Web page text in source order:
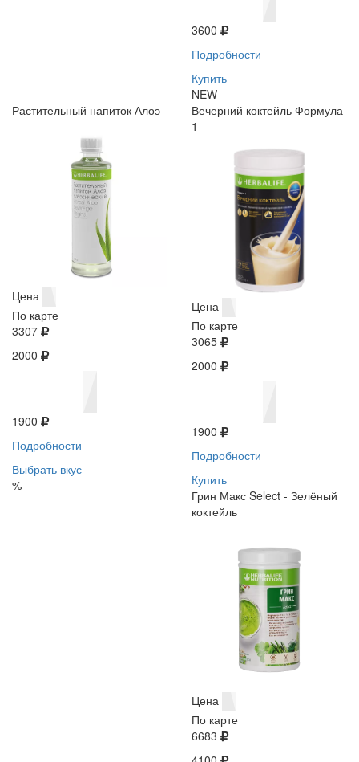
3600
Подробности
Купить
NEW
Растительный напиток Алоэ
Цена
По карте
3307
2000
1900
Подробности
Выбрать вкус
%
Вечерний коктейль Формула
1
Цена
По карте
3065
2000
1900
Подробности
Купить
Грин Макс Select - Зелёный
коктейль
Цена
По карте
6683